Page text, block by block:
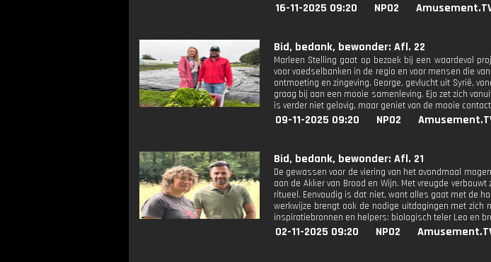
16-11-2025 09:20 NPO2
Bid, bedank, bewonder: Afl. 22
Marleen Stelling gaat op bezoek bij een waardevol
voor voedselbanken in de regio en voor mensen die
ontmoeting en zingeving. George, gevlucht uit Syrië,
graag bij aan een mooie samenleving. Ejo zet zich
is verder niet gelovig, maar geniet van de mooie
09-11-2025 09:20 NPO2
Bid, bedank, bewonder: Afl. 21
De gewassen voor de viering van het avondmaal
aan de Akker van Brood en Wijn. Met vreugde
ritueel. Eenvoudig is dat niet, want alles gaat met de
werkwijze brengt ook de nodige uitdagingen met
inspiratiebronnen en helpers: biologisch teler Leo en
02-11-2025 09:20 NPO2